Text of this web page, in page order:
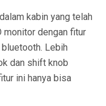
kabin yang telah
monitor dengan fitur
Lebih
dan shift knob
ini hanya bisa